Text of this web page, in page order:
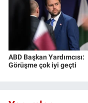
ABD Başkan Yardımcısı:
Görüşme çok iyi geçti